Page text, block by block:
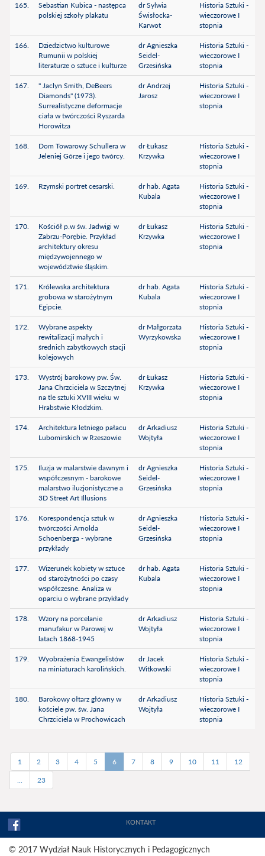
165.
Sebastian Kubica - następca
polskiej szkoły plakatu
dr Sylwia
Świsłocka-
Karwot
Historia Sztuki -
wieczorowe I
stopnia
166.
Dziedzictwo kulturowe
Rumunii w polskiej
literaturze o sztuce i kulturze
dr Agnieszka
Seidel-
Grzesińska
Historia Sztuki -
wieczorowe I
stopnia
167.
" Jaclyn Smith, DeBeers
Diamonds" (1973).
Surrealistyczne deformacje
ciała w twórczości Ryszarda
Horowitza
dr Andrzej
Jarosz
Historia Sztuki -
wieczorowe I
stopnia
168.
Dom Towarowy Schullera w
Jeleniej Górze i jego twórcy.
dr Łukasz
Krzywka
Historia Sztuki -
wieczorowe I
stopnia
169. Rzymski portret cesarski.
dr hab. Agata
Kubala
Historia Sztuki -
wieczorowe I
stopnia
170.
Kościół p.w św. Jadwigi w
Zabrzu-Porębie. Przykład
architektury okresu
międzywojennego w
województwie śląskim.
dr Łukasz
Krzywka
Historia Sztuki -
wieczorowe I
stopnia
171.
Królewska architektura
grobowa w starożytnym
Egipcie.
dr hab. Agata
Kubala
Historia Sztuki -
wieczorowe I
stopnia
172.
Wybrane aspekty
rewitalizacji małych i
średnich zabytkowych stacji
kolejowych
dr Małgorzata
Wyrzykowska
Historia Sztuki -
wieczorowe I
stopnia
173.
Wystrój barokowy pw. Św.
Jana Chrzciciela w Szczytnej
na tle sztuki XVIII wieku w
Hrabstwie Kłodzkim.
dr Łukasz
Krzywka
Historia Sztuki -
wieczorowe I
stopnia
174.
Architektura letniego pałacu
Lubomirskich w Rzeszowie
dr Arkadiusz
Wojtyła
Historia Sztuki -
wieczorowe I
stopnia
175.
Iluzja w malarstwie dawnym i
współczesnym - barokowe
malarstwo iluzjonistyczne a
3D Street Art Illusions
dr Agnieszka
Seidel-
Grzesińska
Historia Sztuki -
wieczorowe I
stopnia
176.
Korespondencja sztuk w
twórczości Arnolda
Schoenberga - wybrane
przykłady
dr Agnieszka
Seidel-
Grzesińska
Historia Sztuki -
wieczorowe I
stopnia
177.
Wizerunek kobiety w sztuce
od starożytności po czasy
współczesne. Analiza w
oparciu o wybrane przykłady
dr hab. Agata
Kubala
Historia Sztuki -
wieczorowe I
stopnia
178.
Wzory na porcelanie
manufakur w Parowej w
latach 1868-1945
dr Arkadiusz
Wojtyła
Historia Sztuki -
wieczorowe I
stopnia
179.
Wyobrażenia Ewangelistów
na miniaturach karolińskich.
dr Jacek
Witkowski
Historia Sztuki -
wieczorowe I
stopnia
180.
Barokowy ołtarz główny w
kościele pw. św. Jana
Chrzciciela w Prochowicach
dr Arkadiusz
Wojtyła
Historia Sztuki -
wieczorowe I
stopnia
1 2 3 4 5 6 7 8 9 10 11 12
... 23
KONTAKT
© 2017 Wydział Nauk Historycznych i Pedagogicznych